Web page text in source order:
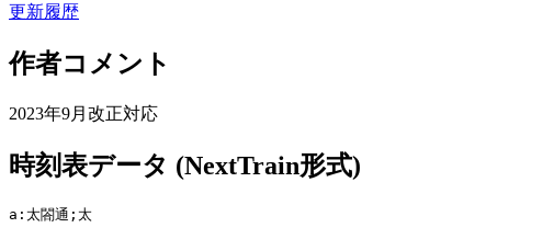
更新履歴
作者コメント
2023年9月改正対応
時刻表データ (NextTrain形式)
a:太閤通;太